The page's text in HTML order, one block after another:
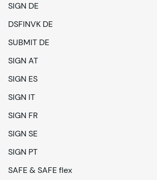
SIGN DE
DSFINVK DE
SUBMIT DE
SIGN AT
SIGN ES
SIGN IT
SIGN FR
SIGN SE
SIGN PT
SAFE & SAFE flex